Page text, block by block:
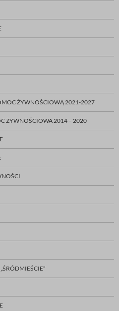
ŻYWNOŚCIOWĄ 2021-2027
ŻYWNOŚCIOWA 2014 – 2020